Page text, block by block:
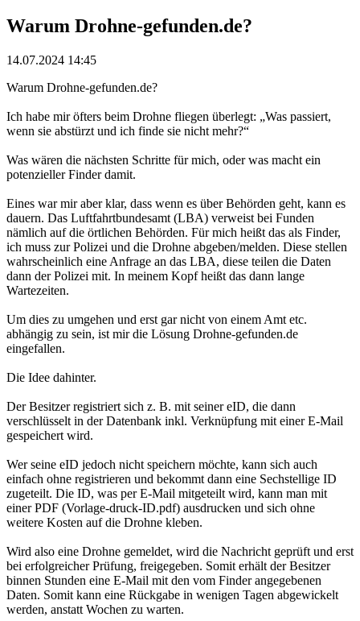
Warum Drohne-gefunden.de?
14.07.2024 14:45
Warum Drohne-gefunden.de?
Ich habe mir öfters beim Drohne fliegen überlegt: „Was passiert,
wenn sie abstürzt und ich finde sie nicht mehr?“
Was wären die nächsten Schritte für mich, oder was macht ein
potenzieller Finder damit.
Eines war mir aber klar, dass wenn es über Behörden geht, kann es
dauern. Das Luftfahrtbundesamt (LBA) verweist bei Funden
nämlich auf die örtlichen Behörden. Für mich heißt das als Finder,
ich muss zur Polizei und die Drohne abgeben/melden. Diese stellen
wahrscheinlich eine Anfrage an das LBA, diese teilen die Daten
dann der Polizei mit. In meinem Kopf heißt das dann lange
Wartezeiten.
Um dies zu umgehen und erst gar nicht von einem Amt etc.
abhängig zu sein, ist mir die Lösung Drohne-gefunden.de
eingefallen.
Die Idee dahinter.
Der Besitzer registriert sich z. B. mit seiner eID, die dann
verschlüsselt in der Datenbank inkl. Verknüpfung mit einer E-Mail
gespeichert wird.
Wer seine eID jedoch nicht speichern möchte, kann sich auch
einfach ohne registrieren und bekommt dann eine Sechstellige ID
zugeteilt. Die ID, was per E-Mail mitgeteilt wird, kann man mit
einer PDF (Vorlage-druck-ID.pdf) ausdrucken und sich ohne
weitere Kosten auf die Drohne kleben.
Wird also eine Drohne gemeldet, wird die Nachricht geprüft und erst
bei erfolgreicher Prüfung, freigegeben. Somit erhält der Besitzer
binnen Stunden eine E-Mail mit den vom Finder angegebenen
Daten. Somit kann eine Rückgabe in wenigen Tagen abgewickelt
werden, anstatt Wochen zu warten.